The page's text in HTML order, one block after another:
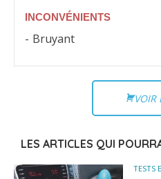
INCONVÉNIENTS
Bruyant
VOIR
LES ARTICLES QUI
TESTS